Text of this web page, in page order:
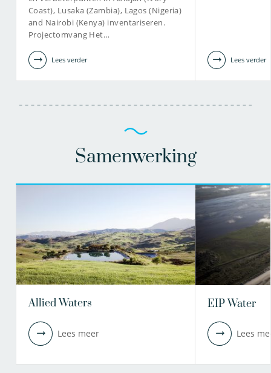
Coast), Lusaka (Zambia), Lagos (Nigeria)
and Nairobi (Kenya) inventariseren.
Projectomvang Het…
Lees verder Lees verder
Samenwerking
Allied Waters
Lees meer
EIP Water
Lees